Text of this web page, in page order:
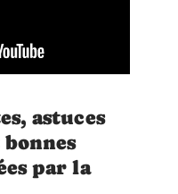
astuces
par la